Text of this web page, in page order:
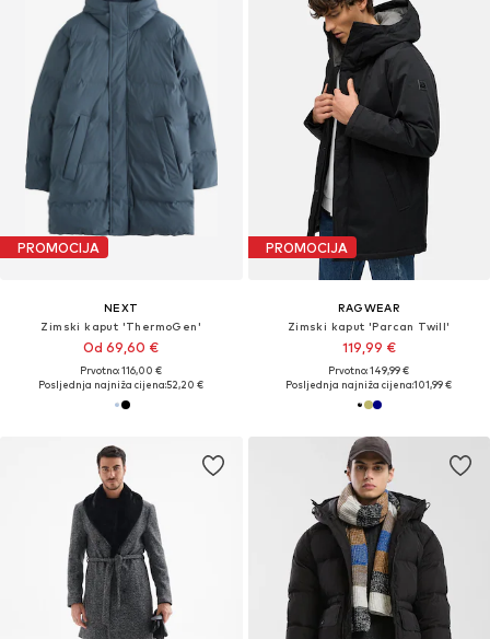
PROMOCIJA
NEXT
Zimski kaput 'ThermoGen'
Od 69,60 €
Prvotno: 116,00 €
Posljednja najniža cijena:52,20 €
PROMOCIJA
RAGWEAR
Zimski kaput 'Parcan Twill'
119,99 €
Prvotno: 149,99 €
Posljednja najniža cijena:101,99 €